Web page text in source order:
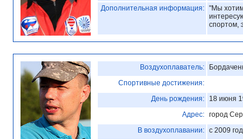
Дополнительная информация: "Мы
спортом,
Воздухоплаватель:
Спортивные достижения:
День рождения:
18 июня
Адрес: город
В воздухоплавании: с 2009